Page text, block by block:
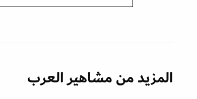
المزيد من مشاهير العرب